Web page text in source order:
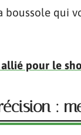
qui
pour le
: